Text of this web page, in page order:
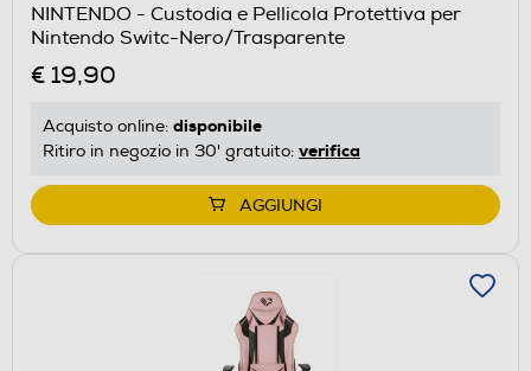
NINTENDO - Custodia e Pellicola Protettiva per
Nintendo Switc-Nero/Trasparente
€ 19,90
Acquisto online: disponibile
Ritiro in negozio in 30' gratuito: verifica
AGGIUNGI